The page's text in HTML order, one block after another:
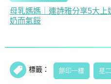
母乳媽媽｜連詩雅分享5大
奶而氣餒
標籤： 餅印一樣 星